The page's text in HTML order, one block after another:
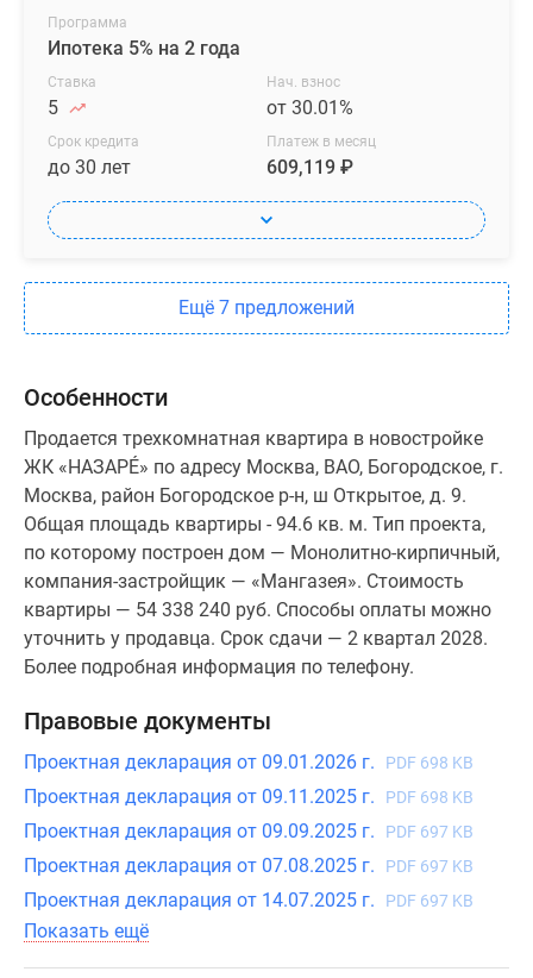
Программа
Ипотека 5% на 2 года
Ставка
5
Нач. взнос
от 30.01%
Срок кредита
до 30 лет
Платеж в месяц
609,119 ₽
Ещё 7 предложений
Особенности
Продается трехкомнатная квартира в новостройке
ЖК «НАЗАРÉ» по адресу Москва, ВАО, Богородское, г.
Москва, район Богородское р-н, ш Открытое, д. 9.
Общая площадь квартиры - 94.6 кв. м. Тип проекта,
по которому построен дом — Монолитно-кирпичный,
компания-застройщик — «Мангазея». Стоимость
квартиры — 54 338 240 руб. Способы оплаты можно
уточнить у продавца. Срок сдачи — 2 квартал 2028.
Более подробная информация по телефону.
Правовые документы
Проектная декларация от 09.01.2026 г. PDF 698 KB
Проектная декларация от 09.11.2025 г. PDF 698 KB
Проектная декларация от 09.09.2025 г. PDF 697 KB
Проектная декларация от 07.08.2025 г. PDF 697 KB
Проектная декларация от 14.07.2025 г. PDF 697 KB
Показать ещё